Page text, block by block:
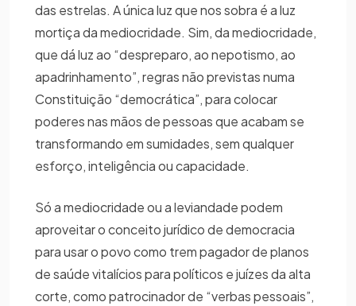
das estrelas. A única luz que nos sobra é a luz
mortiça da mediocridade. Sim, da mediocridade,
que dá luz ao “despreparo, ao nepotismo, ao
apadrinhamento”, regras não previstas numa
Constituição “democrática”, para colocar
poderes nas mãos de pessoas que acabam se
transformando em sumidades, sem qualquer
esforço, inteligência ou capacidade.
Só a mediocridade ou a leviandade podem
aproveitar o conceito jurídico de democracia
para usar o povo como trem pagador de planos
de saúde vitalícios para políticos e juízes da alta
corte, como patrocinador de “verbas pessoais”,